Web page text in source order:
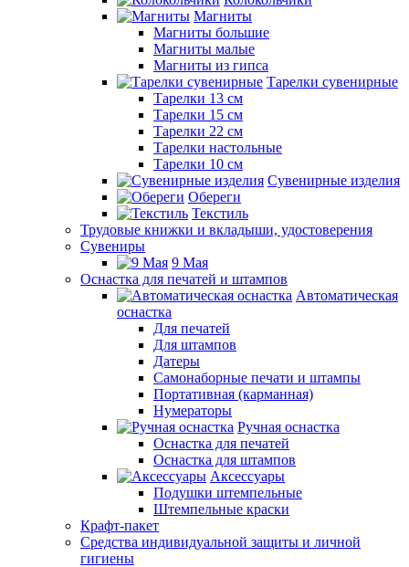
Магниты
Магниты большие
Магниты малые
Магниты из гипса
Тарелки сувенирные
Тарелки 13 см
Тарелки 15 см
Тарелки 22 см
Тарелки настольные
Тарелки 10 см
Сувенирные изделия
Обереги
Текстиль
Трудовые книжки и вкладыши, удостоверения
Сувениры
9 Мая
Оснастка для печатей и штампов
Автоматическая
оснастка
Для печатей
Для штампов
Датеры
Самонаборные печати и штампы
Портативная (карманная)
Нумераторы
Ручная оснастка
Оснастка для печатей
Оснастка для штампов
Аксессуары
Подушки штемпельные
Штемпельные краски
Крафт-пакет
Средства индивидуальной защиты и личной
гигиены